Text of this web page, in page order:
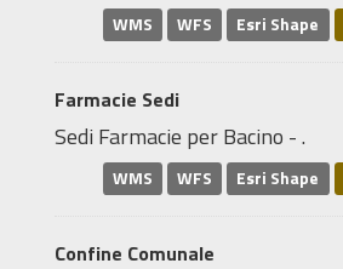
WMS WFS Esri Shape
Farmacie Sedi
Sedi Farmacie per Bacino - .
WMS WFS Esri Shape
Confine Comunale